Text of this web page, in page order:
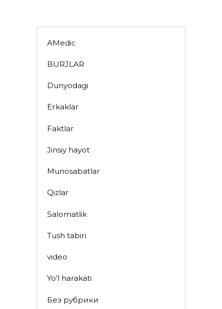
AMedic
BURJLAR
Dunyodagi
Erkaklar
Faktlar
Jinsiy hayot
Munosabatlar
Qizlar
Salomatlik
Tush tabiri
video
Yo'l harakati
Без рубрики